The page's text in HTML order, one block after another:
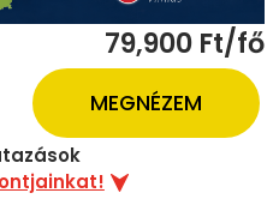
79,900 Ft/fő
MEGNÉZEM